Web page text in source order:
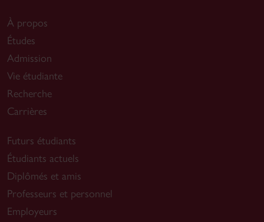
À propos
Études
Admission
Vie étudiante
Recherche
Carrières
Futurs étudiants
Étudiants actuels
Diplômés et amis
Professeurs et personnel
Employeurs